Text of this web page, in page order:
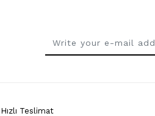
Hızlı Teslimat